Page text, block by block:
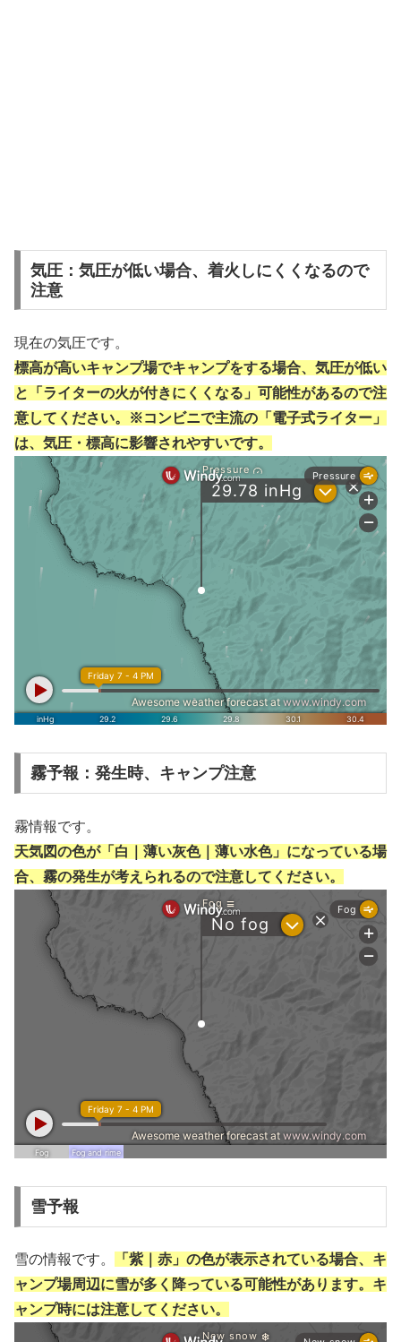
気圧：気圧が低い場合、着火しにくくなるので
注意
現在の気圧です。
標高が高いキャンプ場でキャンプをする場合、気圧が低い
と「ライターの火が付きにくくなる」可能性があるので注
意してください。※コンビニで主流の「電子式ライター」
は、気圧・標高に影響されやすいです。
霧予報：発生時、キャンプ注意
霧情報です。
天気図の色が「白｜薄い灰色｜薄い水色」になっている場
合、霧の発生が考えられるので注意してください。
雪予報
雪の情報です。
「紫｜赤」の色が表示されている場合、キ
ャンプ場周辺に雪が多く降っている可能性があります。キ
ャンプ時には注意してください。